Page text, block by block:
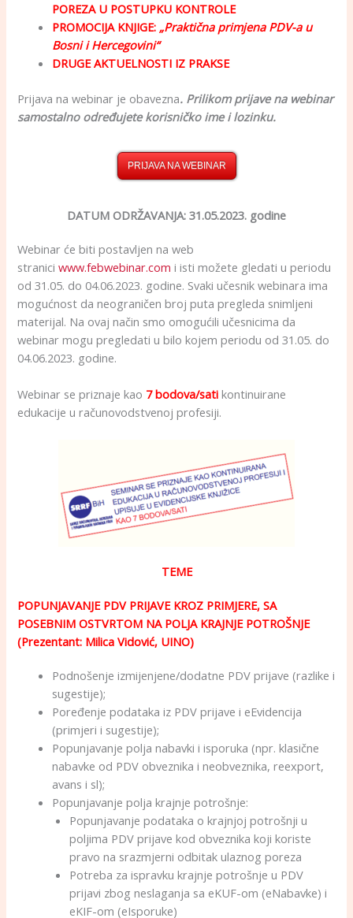
POREZA U POSTUPKU KONTROLE
PROMOCIJA KNJIGE: „Praktična primjena PDV-a u
Bosni i Hercegovini“
DRUGE AKTUELNOSTI IZ PRAKSE
Prijava na webinar je obavezna. Prilikom prijave na webinar
samostalno određujete korisničko ime i lozinku.
PRIJAVA NA WEBINAR
DATUM ODRŽAVANJA: 31.05.2023. godine
Webinar će biti postavljen na web
straniciwww.febwebinar.com i isti možete gledati u periodu
od 31.05. do 04.06.2023. godine. Svaki učesnik webinara ima
mogućnost da neograničen broj puta pregleda snimljeni
materijal. Na ovaj način smo omogućili učesnicima da
webinar mogu pregledati u bilo kojem periodu od 31.05. do
04.06.2023. godine.
Webinar se priznaje kao 7 bodova/satikontinuirane
edukacije u računovodstvenoj profesiji.
TEME
POPUNJAVANJE PDV PRIJAVE KROZ PRIMJERE, SA
POSEBNIM OSTVRTOM NA POLJA KRAJNJE POTROŠNJE
(Prezentant: Milica Vidović, UINO)
Podnošenje izmijenjene/dodatne PDV prijave (razlike i
sugestije);
Poređenje podataka iz PDV prijave i eEvidencija
(primjeri i sugestije);
Popunjavanje polja nabavki i isporuka (npr. klasične
nabavke od PDV obveznika i neobveznika, reexport,
avans i sl);
Popunjavanje polja krajnje potrošnje:
Popunjavanje podataka o krajnjoj potrošnji u
poljima PDV prijave kod obveznika koji koriste
pravo na srazmjerni odbitak ulaznog poreza
Potreba za ispravku krajnje potrošnje u PDV
prijavi zbog neslaganja sa eKUF-om (eNabavke) i
eKIF-om (eIsporuke)